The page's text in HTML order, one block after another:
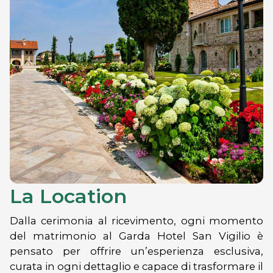
La Location
Dalla cerimonia al ricevimento, ogni momento
del matrimonio al Garda Hotel San Vigilio è
pensato per offrire un’esperienza esclusiva,
curata in ogni dettaglio e capace di trasformare il